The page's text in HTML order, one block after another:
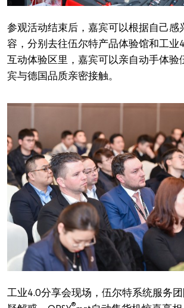
参观活动结束后，嘉宾可以根据自己感
容，分别去往伍尔特产品体验馆和工业
互动体验区里，嘉宾可以亲自动手体验
宾与德国品质亲密接触。
工业4.0分享会现场，伍尔特系统服务
®